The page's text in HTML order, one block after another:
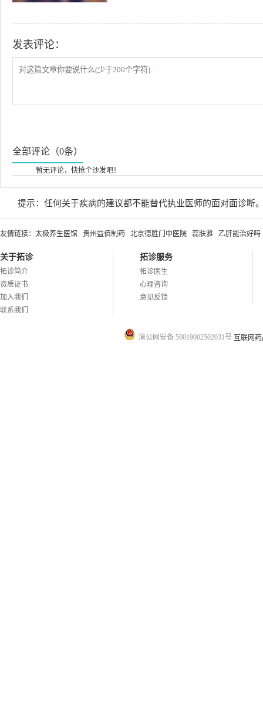
发表评论：
全部评论（0条）
暂无评论，快抢个沙发吧！
提示：任何关于疾病的建议都不能替代执业医师的面对面诊断
友情链接： 太极养生医馆 贵州益佰制药 北京德胜门中医院 蕊肤雅 乙肝能治好吗
关于拓诊
拓诊简介
资质证书
加入我们
联系我们
拓诊服务
拓诊医生
心理咨询
意见反馈
渝公网安备 50019002502031号 互联网